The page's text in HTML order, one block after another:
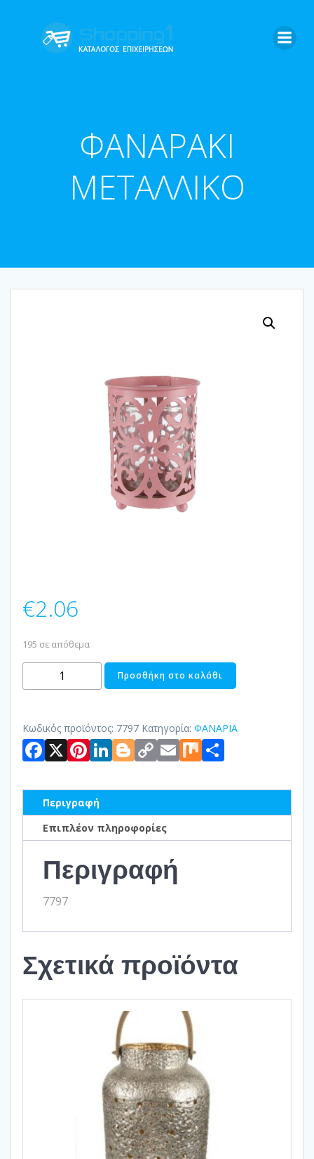
ΦΑΝΑΡΑΚΙ
ΜΕΤΑΛΛΙΚΟ
€2.06
195 σε απόθεμα
ΦΑΝΑΡΑΚΙ
ΜΕΤΑΛΛΙΚΟ
Προσθήκη στο καλάθι
Κωδικός προϊόντος: 7797 Κατηγορία: ΦΑΝΑΡΙΑ
Facebook
X Pinterest
LinkedIn
Blogger
Copy
Link
Email
Mix
Περιγραφή
Επιπλέον πληροφορίες
Περιγραφή
7797
Σχετικά προϊόντα